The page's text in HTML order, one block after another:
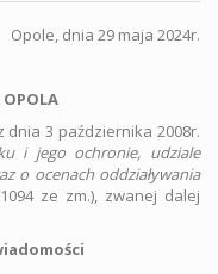
Opole, dnia 29 maja 2024r.
OPOLA
dnia 3 października 2008r.
i jego ochronie, udziale
o ocenach oddziaływania
ze zm.), zwanej dalej